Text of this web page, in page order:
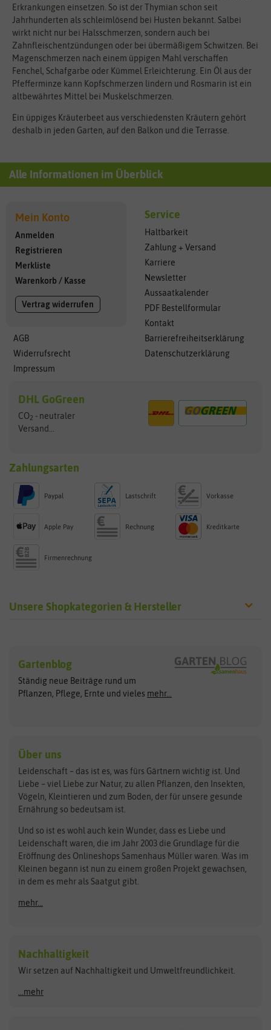
Erkrankungen einsetzen. So ist der Thymian schon seit
Jahrhunderten als schleimlösend bei Husten bekannt. Salbei
wirkt nicht nur bei Halsschmerzen, sondern auch bei
Zahnfleischentzündungen oder bei übermäßigem Schwitzen. Bei
Magenschmerzen nach einem üppigen Mahl verschaffen
Fenchel, Schafgarbe oder Kümmel Erleichterung. Ein Öl aus der
Pfefferminze kann Kopfschmerzen lindern und Rosmarin ist ein
altbewährtes Mittel bei Muskelschmerzen.
Ein üppiges Kräuterbeet aus verschiedensten Kräutern gehört
deshalb in jeden Garten, auf den Balkon und die Terrasse.
Alle Informationen im Überblick
Mein Konto
Anmelden
Registrieren
Merkliste
Warenkorb / Kasse
Vertrag widerrufen
AGB
Widerrufsrecht
Impressum
Service
Haltbarkeit
Zahlung + Versand
Karriere
Newsletter
Aussaatkalender
PDF Bestellformular
Kontakt
Barrierefreiheitserklärung
Datenschutzerklärung
DHL GoGreen
CO2 - neutraler
Versand...
Zahlungsarten
Paypal Lastschrift Vorkasse
Apple Pay Rechnung Kreditkarte
Firmenrechnung
Unsere Shopkategorien & Hersteller
Exotische Samen
Gemüsesamen
Gründünger
Kräutersamen
Loretta-Rasen
Obstsamen
Pilzbrut
Rasensamen
Steckzwiebeln
Zimmer & Kübelpflanzen
Kataloge
Schnäppchen
Anzucht & Gartenzubehör
Anzuchtschalen
Heizmatte & Heizkabel
Kokos-Quelltabletten
Zimmergewächshaus
Arche Noah
ASB Greenworld
Benary
Bingenheimer Saatgut
BioBalu
Bionana
BIOWOL
Blumicorn
Bûten Birds
Buzzy Seeds
Carl Pabst
Clever Pots
COMPO
Dürr-Samen
elho
Feldsaaten Freudenberger
Fertil
Flora Elite
Florissa
Flortis
Hortitops
Gartenblog
Ständig neue Beiträge rund um
Pflanzen, Pflege, Ernte und vieles mehr...
Über uns
Leidenschaft – das ist es, was fürs Gärtnern wichtig ist. Und
Liebe – viel Liebe zur Natur, zu allen Pflanzen, den Insekten,
Vögeln, Kleintieren und zum Boden, der für unsere gesunde
Ernährung so bedeutsam ist.
Und so ist es wohl auch kein Wunder, dass es Liebe und
Leidenschaft waren, die im Jahr 2003 die Grundlage für die
Eröffnung des Onlineshops Samenhaus Müller waren. Was im
Kleinen begann ist nun zu einem großen Projekt gewachsen,
in dem es mehr als Saatgut gibt.
mehr...
Nachhaltigkeit
Wir setzen auf Nachhaltigkeit und Umweltfreundlichkeit.
...mehr